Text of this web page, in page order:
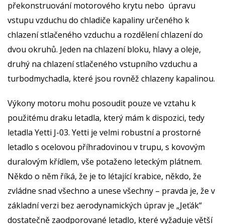
překonstruování motorového krytu nebo úpravu
vstupu vzduchu do chladiče kapaliny určeného k
chlazení stlačeného vzduchu a rozdělení chlazení do
dvou okruhů. Jeden na chlazení bloku, hlavy a oleje,
druhý na chlazení stlačeného vstupního vzduchu a
turbodmychadla, které jsou rovněž chlazeny kapalinou.
Výkony motoru mohu posoudit pouze ve vztahu k
použitému draku letadla, který mám k dispozici, tedy
letadla Yetti J-03. Yetti je velmi robustní a prostorné
letadlo s ocelovou příhradovinou v trupu, s kovovým
duralovým křídlem, vše potaženo leteckým plátnem.
Někdo o něm říká, že je to létající krabice, někdo, že
zvládne snad všechno a unese všechny – pravda je, že v
základní verzi bez aerodynamických úprav je „Jeťák“
dostatečně zaodporované letadlo, které vyžaduje větší